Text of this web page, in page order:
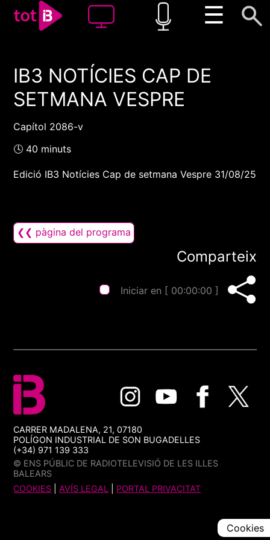
☰
00:00 00:00
1x
IB3 NOTÍCIES CAP DE
SETMANA VESPRE
Capítol 2086-v
🕓 40 minuts
Edició IB3 Notícies Cap de setmana Vespre 31/08/25
❮❮ pàgina del programa
Comparteix
Iniciar en [ 00:00:00 ]
CARRER MADALENA, 21, 07180
POLÍGON INDUSTRIAL DE SON BUGADELLES
(+34) 971 139 333
© ENS PÚBLIC DE RADIOTELEVISIÓ DE LES ILLES
BALEARS
COOKIES |AVÍS LEGAL PORTAL PRIVACITAT
Cookies